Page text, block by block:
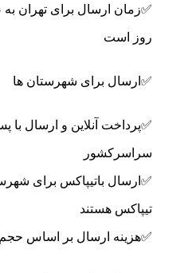
✅زمان ارسال برای تهران
روز است
✅ارسال برای شهرستان ها
✅پرداخت آنلاین و ارسال با
سراسرکشور
✅ارسال باتیپاکس برای
تیپاکس هستند
✅هزینه ارسال بر اساس